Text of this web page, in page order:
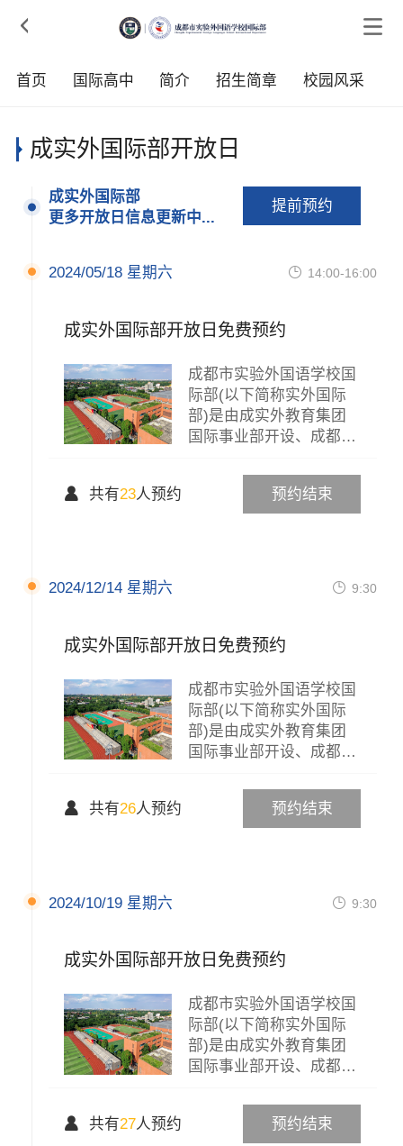

首页 国际高中 简介 招生简章 校园风采
成实外国际部开放日
成实外国际部
更多开放日信息更新中...
提前预约
2024/05/18 星期六  14:00-16:00
成实外国际部开放日免费预约
成都市实验外国语学校国
际部(以下简称实外国际
部)是由成实外教育集团
国际事业部开设、成都市
预约结束
 共有23人预约
2024/12/14 星期六  9:30
成实外国际部开放日免费预约
成都市实验外国语学校国
际部(以下简称实外国际
部)是由成实外教育集团
国际事业部开设、成都市
预约结束
 共有26人预约
2024/10/19 星期六  9:30
成实外国际部开放日免费预约
成都市实验外国语学校国
际部(以下简称实外国际
部)是由成实外教育集团
国际事业部开设、成都市
预约结束
 共有27人预约